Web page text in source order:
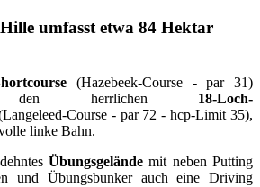
umfasst etwa 84 Hektar
(Hazebeek-Course - par 31)
herrlichen 18-Loch-
Course - par 72 - hcp-Limit 35),
linke Bahn.
Übungsgeländemit neben Putting
und Übungsbunker auch eine Driving